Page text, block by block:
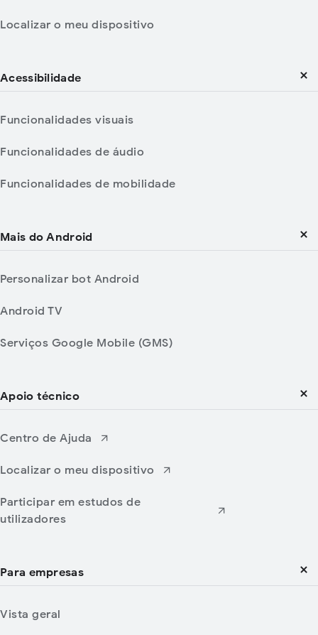
Localizar o meu dispositivo
Acessibilidade
Funcionalidades visuais
Funcionalidades de áudio
Funcionalidades de mobilidade
Mais do Android
Personalizar bot Android
Android TV
Serviços Google Mobile (GMS)
Apoio técnico
Centro de Ajuda
Localizar o meu dispositivo
Participar em estudos de
utilizadores
Para empresas
Vista geral